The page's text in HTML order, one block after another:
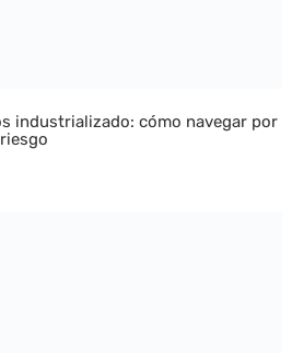
industrializado: cómo navegar por